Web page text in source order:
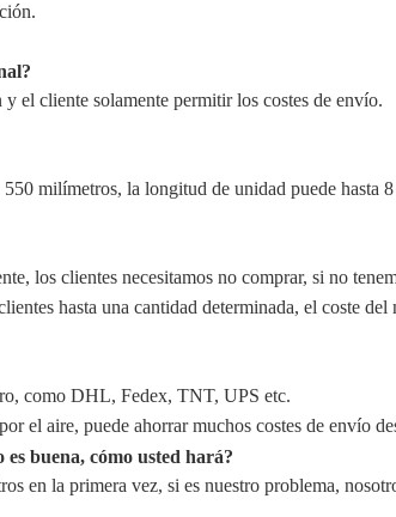
el cliente solamente permitir los costes de envío.
milímetros, la longitud de unidad puede hasta
los clientes necesitamos no comprar, si no
hasta una cantidad determinada, el coste
como DHL, Fedex, TNT, UPS etc.
el aire, puede ahorrar muchos costes de envío
buena, cómo usted hará?
en la primera vez, si es nuestro problema,